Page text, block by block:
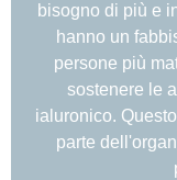
bisogno di più e
hanno un
persone più
sostenere le
ialuronico.
parte